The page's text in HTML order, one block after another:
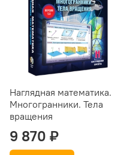
Наглядная математика.
Многогранники. Тела
вращения
9 870 ₽